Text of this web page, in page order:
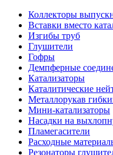
Коллекторы
Вставки вместо
Изгибы труб
Глушители
Гофры
Демпферные
Катализаторы
Каталитические
Металлорукав
Мини-катализаторы
Насадки на
Пламегасители
Расходные
Резонаторы